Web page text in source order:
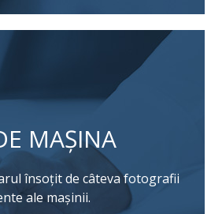
MAȘINA
însoțit de câteva fotografii
ale mașinii.